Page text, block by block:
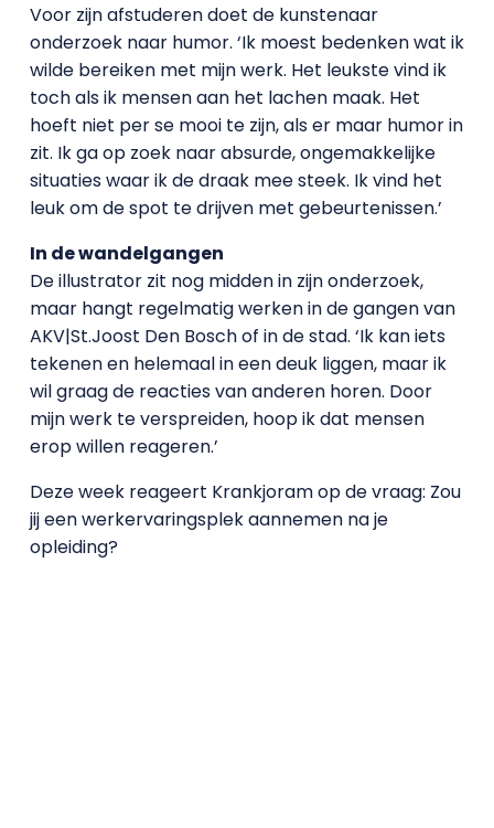
Voor zijn afstuderen doet de kunstenaar
onderzoek naar humor. ‘Ik moest bedenken wat ik
wilde bereiken met mijn werk. Het leukste vind ik
toch als ik mensen aan het lachen maak. Het
hoeft niet per se mooi te zijn, als er maar humor in
zit. Ik ga op zoek naar absurde, ongemakkelijke
situaties waar ik de draak mee steek. Ik vind het
leuk om de spot te drijven met gebeurtenissen.’
In de wandelgangen
De illustrator zit nog midden in zijn onderzoek,
maar hangt regelmatig werken in de gangen van
AKV|St.Joost Den Bosch of in de stad. ‘Ik kan iets
tekenen en helemaal in een deuk liggen, maar ik
wil graag de reacties van anderen horen. Door
mijn werk te verspreiden, hoop ik dat mensen
erop willen reageren.’
Deze week reageert Krankjoram op de vraag: Zou
jij een werkervaringsplek aannemen na je
opleiding?